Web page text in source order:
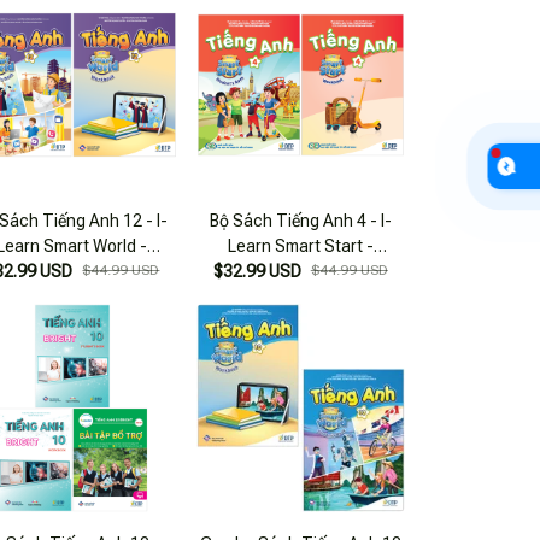
Tiếng Anh 12 - I-
Learn Smart World -
Book + Workbook
USD $44.99 USD
Bộ Sách Tiếng Anh 4 - I-
Learn Smart Start -
Student's Book + Workbook
$32.99 USD $44.99 USD